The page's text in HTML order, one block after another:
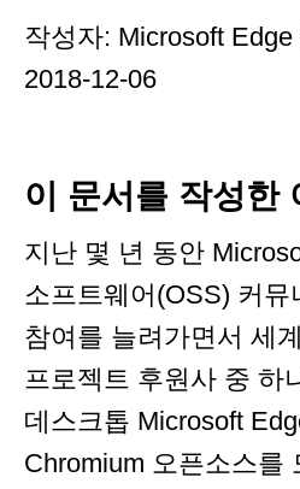
작성자: Microsoft
2018-12-06
이 문서를 작성한
지난 몇 년 동안
소프트웨어(OSS) 커뮤
참여를 늘려가면서 세
프로젝트 후원사 중 하
데스크톱 Microsoft
Chromium 오픈소스를